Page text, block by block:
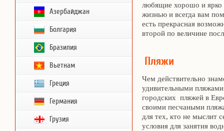
Азербайджан
Болгария
Бразилия
Вьетнам
Греция
Германия
Грузия
любящие хорошо и ярко
жизнью и всегда вам
есть прекрасная
второй по величине
Пляжи
Чем действительно
удивительными
городских пляжей в
своими песчаными
для тех, кто не мыслит
условия для занятия